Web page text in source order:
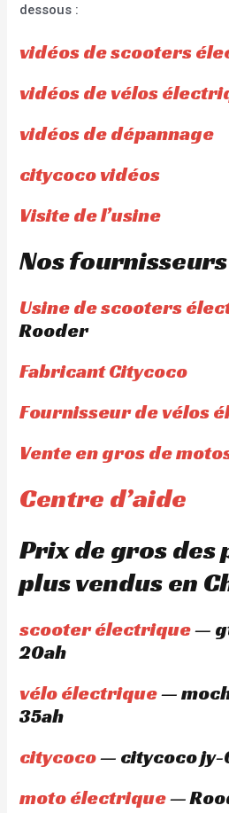
dessous :
vidéos de scooters
vidéos de vélos
vidéos de dépannage
citycoco vidéos
Visite de l’usine
Nos
Usine de scooters
Rooder
Fabricant Citycoco
Fournisseur de vélos
Vente en gros de
Centre d’aide
Prix de gros des
plus vendus en
scooter électrique—
20ah
vélo électrique—
35ah
citycoco— citycoco jy-
moto électrique—